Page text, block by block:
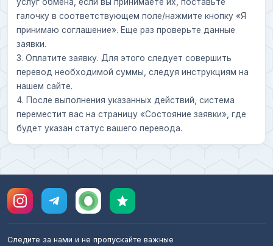
услуг обмена, если вы принимаете их, поставьте
галочку в соответствующем поле/нажмите кнопку «Я
принимаю соглашение». Еще раз проверьте данные
заявки.
3. Оплатите заявку. Для этого следует совершить
перевод необходимой суммы, следуя инструкциям на
нашем сайте.
4. После выполнения указанных действий, система
переместит вас на страницу «Состояние заявки», где
будет указан статус вашего перевода.
Следите за нами и не пропускайте важные